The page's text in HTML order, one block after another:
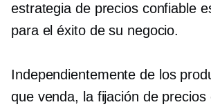
estrategia de precios confiable
para el éxito de su negocio.
Independientemente de los
que venda, la fijación de precios